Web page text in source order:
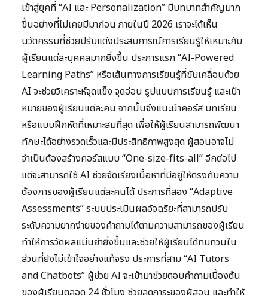
เข้าสู่ยุคที่ “AI และ Personalization” มีบทบาทสำคัญมาก
ขึ้นอย่างที่ไม่เคยมีมาก่อน ภายในปี 2026 เราจะได้เห็น
นวัตกรรมที่ช่วยปรับแต่งประสบการณ์การเรียนรู้ให้เหมาะกับ
ผู้เรียนแต่ละบุคคลมากยิ่งขึ้น ประการแรก “AI-Powered
Learning Paths” หรือเส้นทางการเรียนรู้ที่ขับเคลื่อนด้วย
AI จะช่วยวิเคราะห์จุดแข็ง จุดอ่อน รูปแบบการเรียนรู้ และเป้า
หมายของผู้เรียนแต่ละคน จากนั้นจึงแนะนำคอร์ส บทเรียน
หรือแบบฝึกหัดที่เหมาะสมที่สุด เพื่อให้ผู้เรียนสามารถพัฒนา
ทักษะได้อย่างรวดเร็วและมีประสิทธิภาพสูงสุด ผู้สอนอาจไม่
จำเป็นต้องสร้างคอร์สแบบ “One-size-fits-all” อีกต่อไป
แต่จะสามารถใช้ AI ช่วยจัดเรียงเนื้อหาที่มีอยู่ให้ตรงกับความ
ต้องการของผู้เรียนแต่ละคนได้ ประการที่สอง “Adaptive
Assessments” ระบบประเมินผลอัจฉริยะที่สามารถปรับ
ระดับความยากง่ายของคำถามได้ตามความสามารถของผู้เรียน
ทำให้การวัดผลแม่นยำยิ่งขึ้นและช่วยให้ผู้เรียนได้ทบทวนใน
ส่วนที่ยังไม่เข้าใจอย่างแท้จริง ประการที่สาม “AI Tutors
and Chatbots” ผู้ช่วย AI จะเข้ามาช่วยตอบคำถามเบื้องต้น